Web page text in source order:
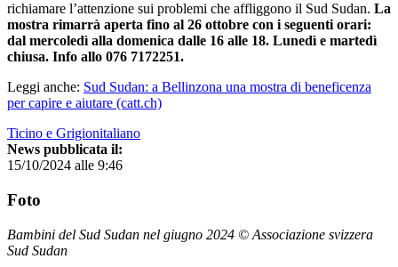
richiamare l’attenzione sui problemi che affliggono il Sud Sudan. La
mostra rimarrà aperta fino al 26 ottobre con i seguenti orari:
dal mercoledì alla domenica dalle 16 alle 18. Lunedì e martedì
chiusa. Info allo 076 7172251.
Leggi anche: Sud Sudan: a Bellinzona una mostra di beneficenza
per capire e aiutare (catt.ch)
Ticino e Grigionitaliano
News pubblicata il:
15/10/2024 alle 9:46
Foto
Bambini del Sud Sudan nel giugno 2024 © Associazione svizzera
Sud Sudan